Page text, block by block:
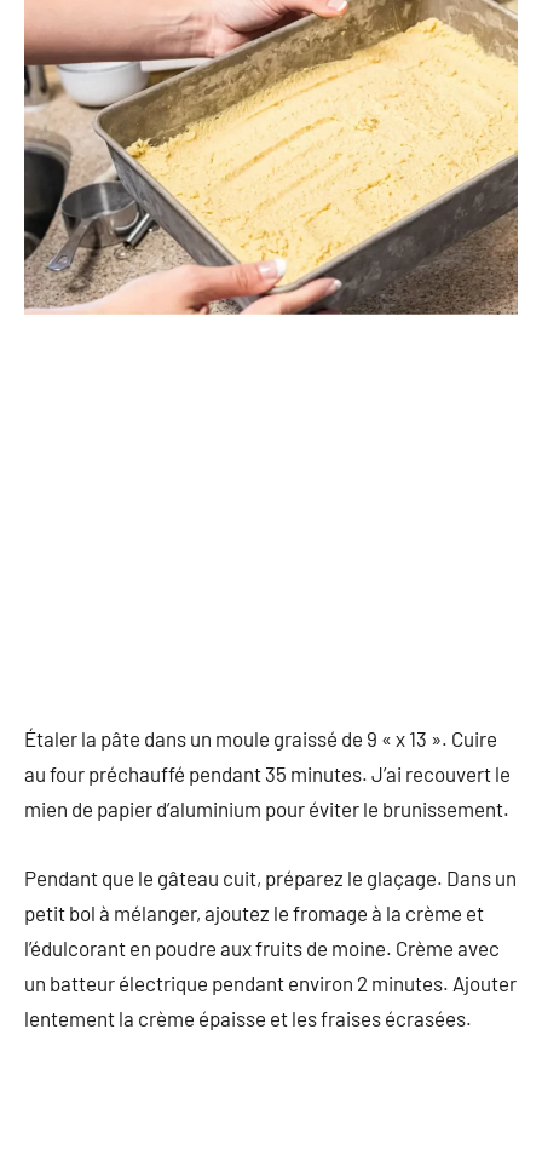
Étaler la pâte dans un moule graissé de 9 « x 13 ». Cuire
au four préchauffé pendant 35 minutes. J’ai recouvert le
mien de papier d’aluminium pour éviter le brunissement.
Pendant que le gâteau cuit, préparez le glaçage. Dans un
petit bol à mélanger, ajoutez le fromage à la crème et
l’édulcorant en poudre aux fruits de moine. Crème avec
un batteur électrique pendant environ 2 minutes. Ajouter
lentement la crème épaisse et les fraises écrasées.